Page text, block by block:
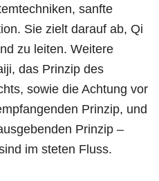
sanfte
Sie zielt darauf ab, Qi
zu leiten. Weitere
das Prinzip des
sowie die Achtung vor
Prinzip, und
Prinzip –
im steten Fluss.